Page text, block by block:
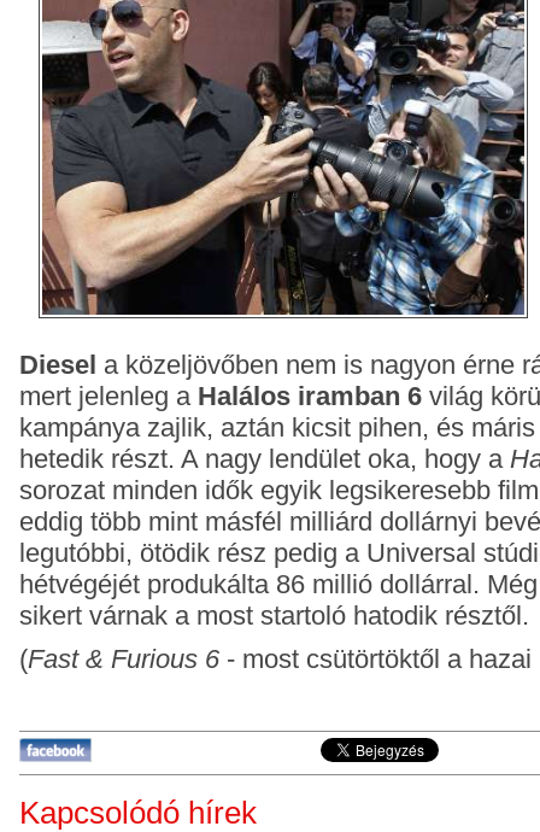
Diesel a közeljövőben nem is nagyon érne
mert jelenleg a Halálos iramban 6 világ
kampánya zajlik, aztán kicsit pihen, és
hetedik részt. A nagy lendület oka, hogy a
sorozat minden idők egyik legsikeresebb
eddig több mint másfél milliárd dollárnyi
legutóbbi, ötödik rész pedig a Universal
hétvégéjét produkálta 86 millió dollárral.
sikert várnak a most startoló hatodik résztől.
(Fast & Furious 6 - most csütörtöktől a hazai
Kapcsolódó hírek